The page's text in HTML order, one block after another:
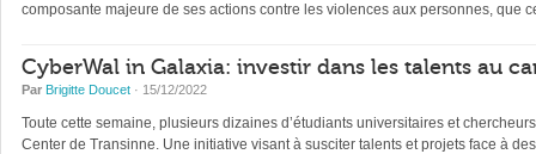
composante majeure de ses actions contre les violences aux personnes, que
CyberWal in Galaxia: investir dans les talents au
Par Brigitte Doucet · 15/12/2022
Toute cette semaine, plusieurs dizaines d’étudiants universitaires et
Center de Transinne. Une initiative visant à susciter talents et projets face à